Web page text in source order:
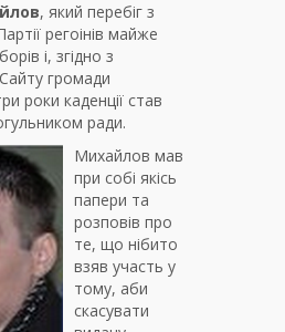
, який перебіг з
регоінів майже
і, згідно з
громади
роки каденції став
ради.
Михайлов мав
при собі якісь
папери та
розповів про
те, що нібито
взяв участь у
тому, аби
скасувати